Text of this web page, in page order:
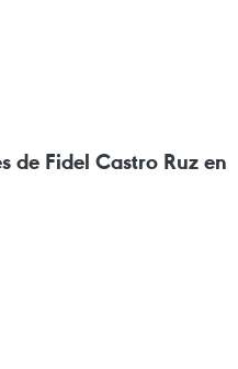
de Fidel Castro Ruz en